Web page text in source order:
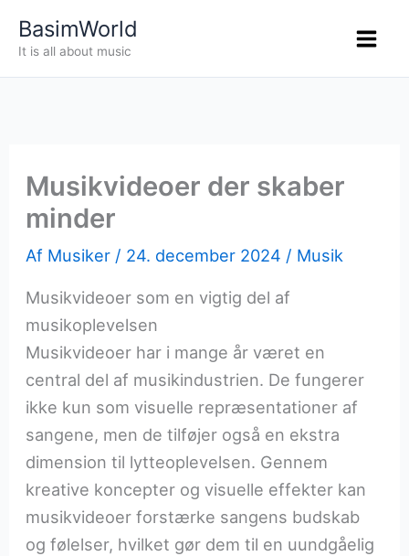
BasimWorld
It is all about music
Musikvideoer der skaber
minder
Af Musiker / 24. december 2024 / Musik
Musikvideoer som en vigtig del af
musikoplevelsen
Musikvideoer har i mange år været en
central del af musikindustrien. De fungerer
ikke kun som visuelle repræsentationer af
sangene, men de tilføjer også en ekstra
dimension til lytteoplevelsen. Gennem
kreative koncepter og visuelle effekter kan
musikvideoer forstærke sangens budskab
og følelser, hvilket gør dem til en uundgåelig